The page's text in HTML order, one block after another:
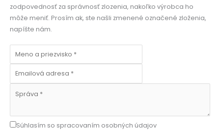
zodpovednosť za správnosť zlozenia, nakoľko výrobca ho
môže meniť. Prosím ak, ste našli zmenené označené zloženia,
napíšte nám.
Súhlasím so spracovaním osobných údajov